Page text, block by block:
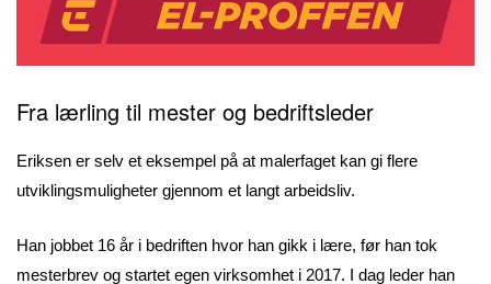
Fra lærling til mester og bedriftsleder
Eriksen er selv et eksempel på at malerfaget kan gi flere
utviklingsmuligheter gjennom et langt arbeidsliv.
Han jobbet 16 år i bedriften hvor han gikk i lære, før han tok
mesterbrev og startet egen virksomhet i 2017. I dag leder han